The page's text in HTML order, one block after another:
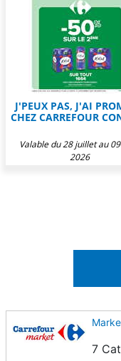
J'PEUX PAS, J'AI
CHEZ CARREFOUR
Valable du 28 juillet au
2026
7